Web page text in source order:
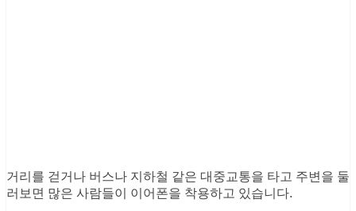
거리를 걷거나 버스나 지하철 같은 대중교통을 타고 주변을 둘
러보면 많은 사람들이 이어폰을 착용하고 있습니다.